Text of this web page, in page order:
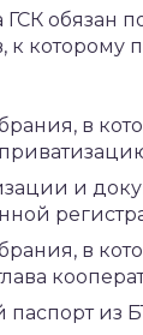
ГСК обязан
к которому
в
и
в
паспорт из